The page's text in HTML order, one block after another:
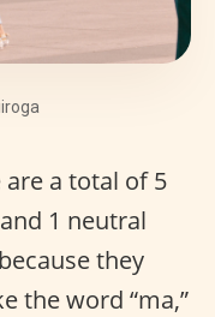
are a total of 5
1 neutral
they
the word “ma,”